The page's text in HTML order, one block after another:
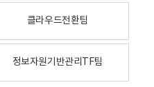
클라우드전환팀
정보자원기반관리TF팀